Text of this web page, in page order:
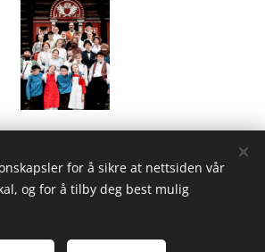
bulnidaros@gmail.com
for å sikre at nettsiden vår
og for å tilby deg best mulig